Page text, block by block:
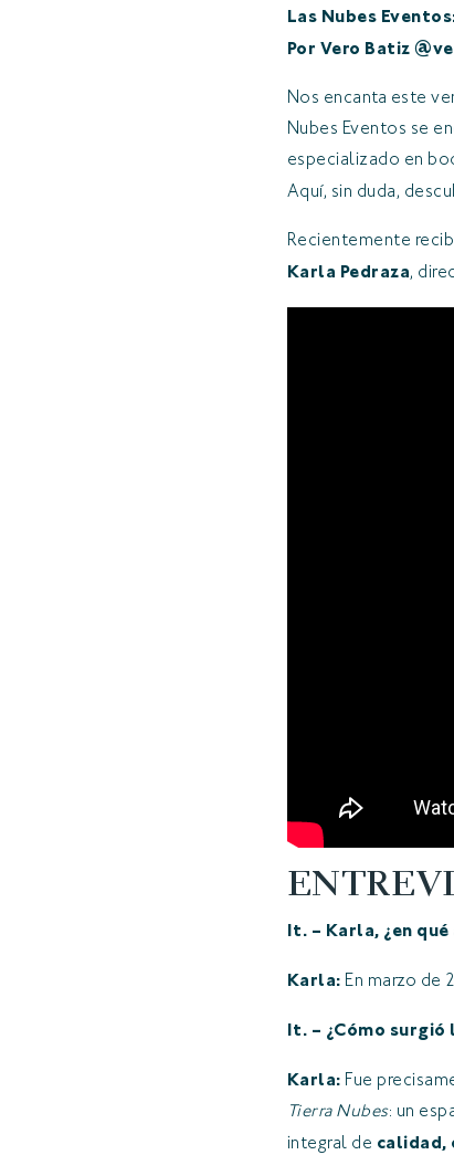
Las Nubes
Por Vero Batiz
Nos encanta este
Nubes Eventos se
especializado en
Aquí, sin duda,
Recientemente
Karla Pedraza,
It. – Karla, ¿en
Karla: En marzo de
It. – ¿Cómo surgió
Karla: Fue
Tierra Nubes: un
integral de calidad,